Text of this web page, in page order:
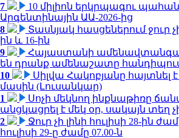
7
10 միլիոն երկրպագու
Արգենտինային ԱԱ-2026-ից
8
Տասնյակ հասցեներում ջուր չի
ին և 16-ին
9
Հայաստանի
են դրանք ամենաշատը
10
Սիլվա Հակոբյանը հայտնել
մասին (Լուսանկար)
1
Սոչի մեկնող ինքնաթիռը
անցկացրել է մեկ օր, սակայն տեղ
2
Ջուր չի լինի հուլիսի 28-ին
հուլիսի 29-ը ժամը 07.00-ն